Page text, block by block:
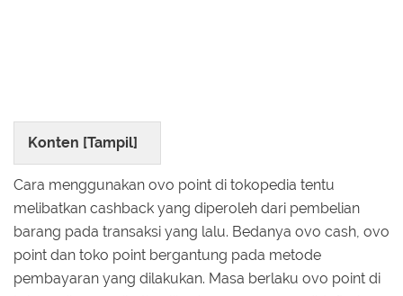
Konten [Tampil]
Cara menggunakan ovo point di tokopedia tentu
melibatkan cashback yang diperoleh dari pembelian
barang pada transaksi yang lalu. Bedanya ovo cash, ovo
point dan toko point bergantung pada metode
pembayaran yang dilakukan. Masa berlaku ovo point di